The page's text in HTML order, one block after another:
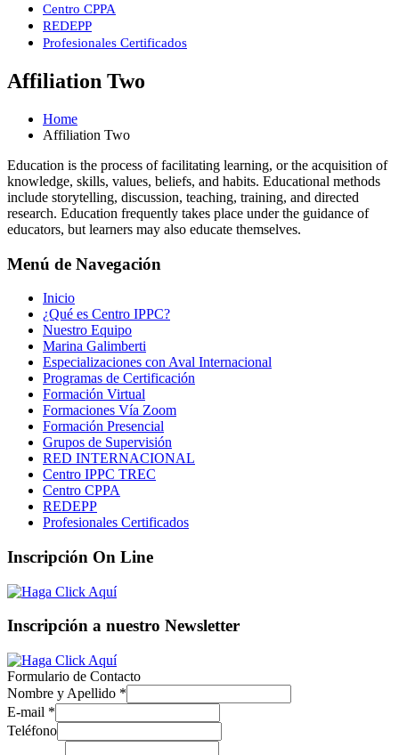
Centro CPPA
REDEPP
Profesionales Certificados
Affiliation Two
Home
Affiliation Two
Education is the process of facilitating learning, or the acquisition of
knowledge, skills, values, beliefs, and habits. Educational methods
include storytelling, discussion, teaching, training, and directed
research. Education frequently takes place under the guidance of
educators, but learners may also educate themselves.
Menú de Navegación
Inicio
¿Qué es Centro IPPC?
Nuestro Equipo
Marina Galimberti
Especializaciones con Aval Internacional
Programas de Certificación
Formación Virtual
Formaciones Vía Zoom
Formación Presencial
Grupos de Supervisión
RED INTERNACIONAL
Centro IPPC TREC
Centro CPPA
REDEPP
Profesionales Certificados
Inscripción On Line
Inscripción a nuestro Newsletter
Formulario de Contacto
Nombre y Apellido *
E-mail *
Teléfono